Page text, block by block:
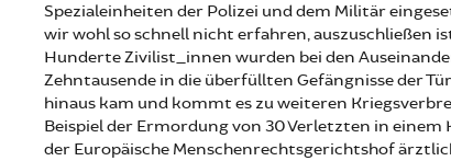
Spezialeinheiten der Polizei und dem Militär
wir wohl so schnell nicht erfahren, auszuschließen
Hunderte Zivilist_innen wurden bei den
Zehntausende in die überfüllten Gefängnisse der
hinaus kam und kommt es zu weiteren
Beispiel der Ermordung von 30 Verletzten in einem
der Europäische Menschenrechtsgerichtshof